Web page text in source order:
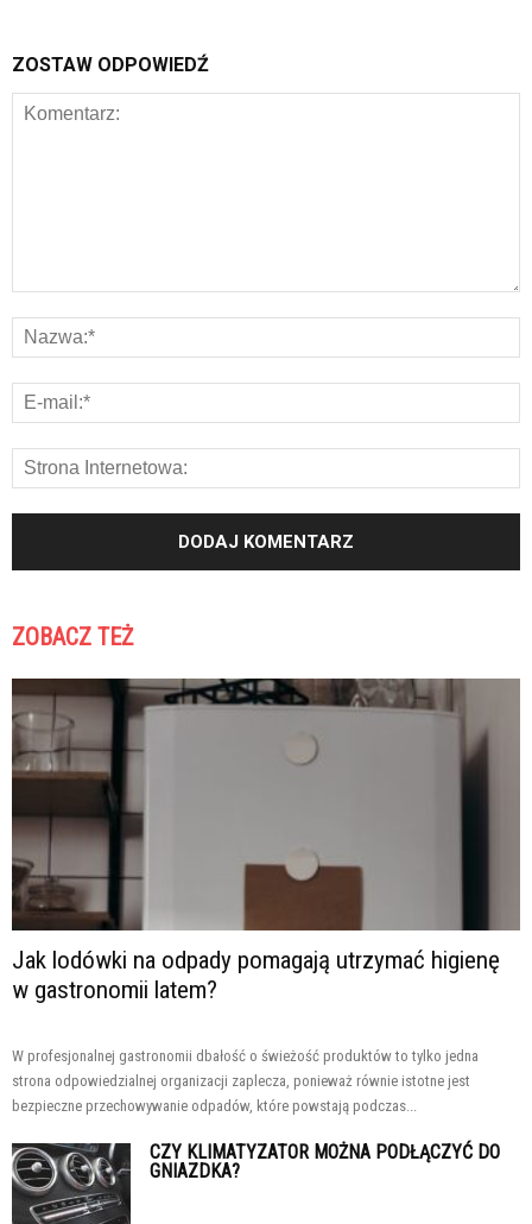
ZOSTAW ODPOWIEDŹ
ZOBACZ TEŻ
Jak lodówki na odpady pomagają utrzymać higienę
w gastronomii latem?
W profesjonalnej gastronomii dbałość o świeżość produktów to tylko jedna
strona odpowiedzialnej organizacji zaplecza, ponieważ równie istotne jest
bezpieczne przechowywanie odpadów, które powstają podczas...
CZY KLIMATYZATOR MOŻNA PODŁĄCZYĆ DO
GNIAZDKA?